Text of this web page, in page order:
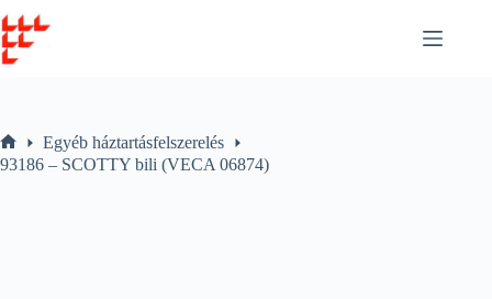
to
content
Home
Egyéb háztartásfelszerelés
93186 – SCOTTY bili (VECA 06874)